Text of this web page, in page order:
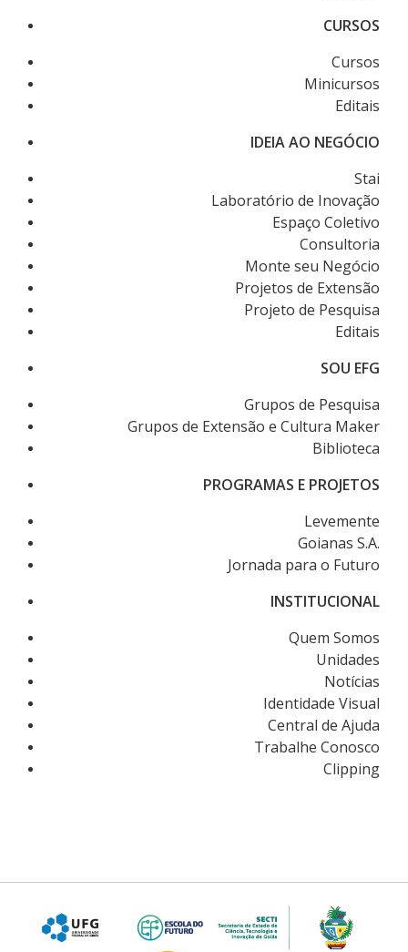
CURSOS
Cursos
Minicursos
Editais
IDEIA AO NEGÓCIO
Stai
Laboratório de Inovação
Espaço Coletivo
Consultoria
Monte seu Negócio
Projetos de Extensão
Projeto de Pesquisa
Editais
SOU EFG
Grupos de Pesquisa
Grupos de Extensão e Cultura Maker
Biblioteca
PROGRAMAS E PROJETOS
Levemente
Goianas S.A.
Jornada para o Futuro
INSTITUCIONAL
Quem Somos
Unidades
Notícias
Identidade Visual
Central de Ajuda
Trabalhe Conosco
Clipping